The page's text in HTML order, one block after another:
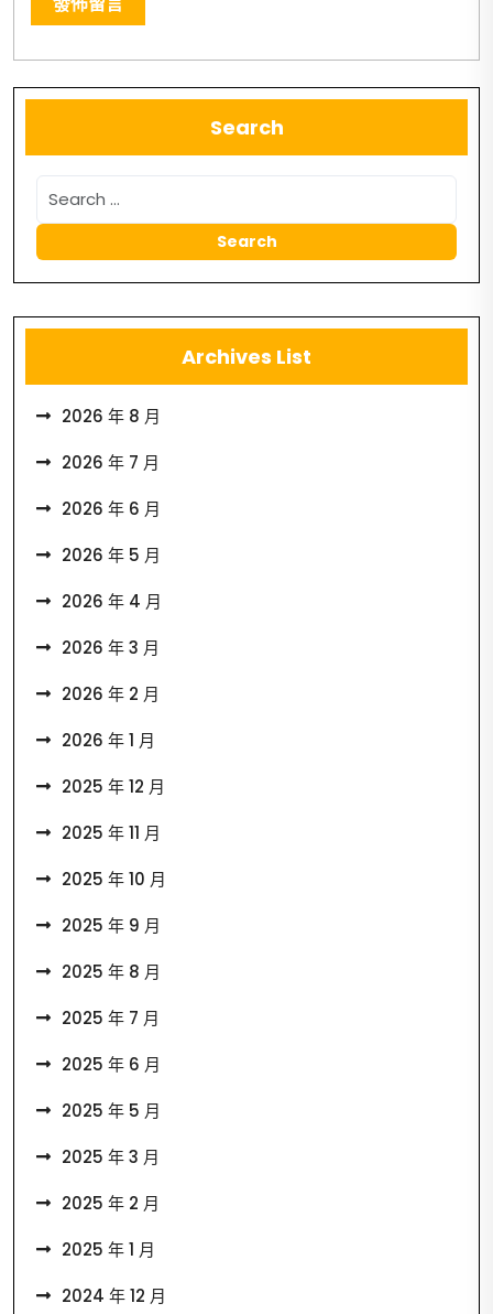
Search
Archives List
2026 年 8 月
2026 年 7 月
2026 年 6 月
2026 年 5 月
2026 年 4 月
2026 年 3 月
2026 年 2 月
2026 年 1 月
2025 年 12 月
2025 年 11 月
2025 年 10 月
2025 年 9 月
2025 年 8 月
2025 年 7 月
2025 年 6 月
2025 年 5 月
2025 年 3 月
2025 年 2 月
2025 年 1 月
2024 年 12 月